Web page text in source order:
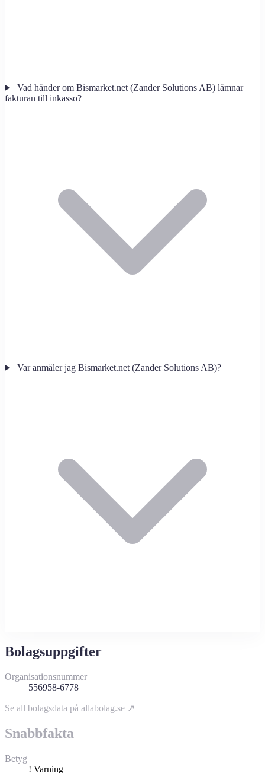
Vad händer om Bismarket.net (Zander Solutions AB) lämnar
fakturan till inkasso?
Var anmäler jag Bismarket.net (Zander Solutions AB)?
Bolagsuppgifter
Organisationsnummer
556958-6778
Se all bolagsdata på allabolag.se ↗
Snabbfakta
Betyg
! Varning